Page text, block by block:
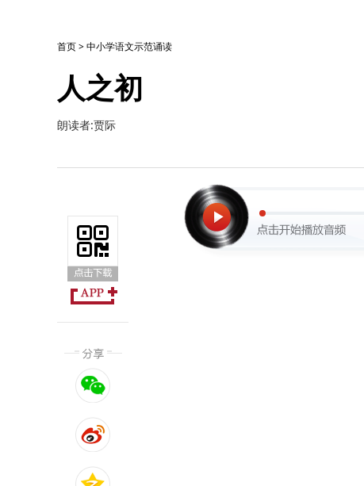
首页>中小学语文示范诵读
人之初
朗读者:贾际